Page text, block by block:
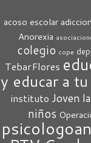
acoso escolar adiccion
Anorexia
colegio cope
TebarFlores
y educar a
instituto Joven
niños